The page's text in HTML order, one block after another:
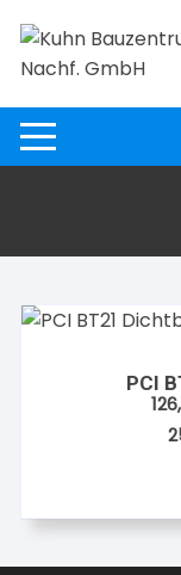
Inhalt
springen
PCI